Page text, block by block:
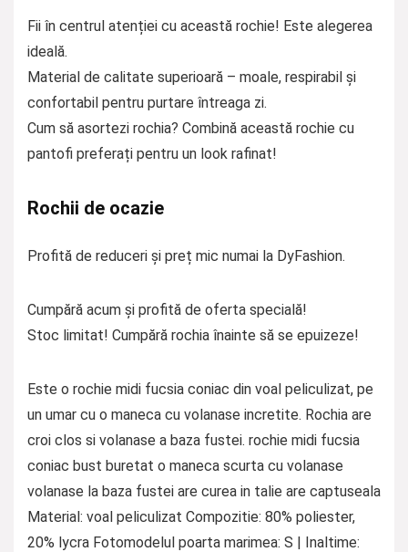
Fii în centrul atenției cu această rochie! Este alegerea
ideală.
Material de calitate superioară – moale, respirabil și
confortabil pentru purtare întreaga zi.
Cum să asortezi rochia? Combină această rochie cu
pantofi preferați pentru un look rafinat!
Rochii de ocazie
Profită de reduceri și preț mic numai la DyFashion.
Cumpără acum și profită de oferta specială!
Stoc limitat! Cumpără rochia înainte să se epuizeze!
Este o rochie midi fucsia coniac din voal peliculizat, pe
un umar cu o maneca cu volanase incretite. Rochia are
croi clos si volanase a baza fustei. rochie midi fucsia
coniac bust buretat o maneca scurta cu volanase
volanase la baza fustei are curea in talie are captuseala
Material: voal peliculizat Compozitie: 80% poliester,
20% lycra Fotomodelul poarta marimea: S | Inaltime: